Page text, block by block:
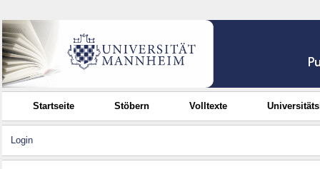
Startseite Stöbern Volltexte
Login